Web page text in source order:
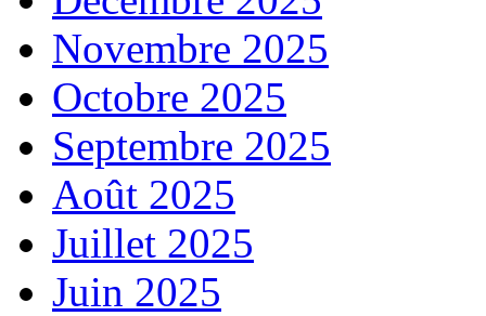
Novembre 2025
Octobre 2025
Septembre 2025
Août 2025
Juillet 2025
Juin 2025